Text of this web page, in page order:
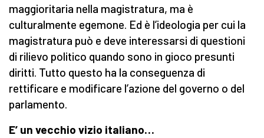
maggioritaria nella magistratura, ma è
culturalmente egemone. Ed è l’ideologia per cui la
magistratura può e deve interessarsi di questioni
di rilievo politico quando sono in gioco presunti
diritti. Tutto questo ha la conseguenza di
rettificare e modificare l’azione del governo o del
parlamento.
E’ un vecchio vizio italiano…